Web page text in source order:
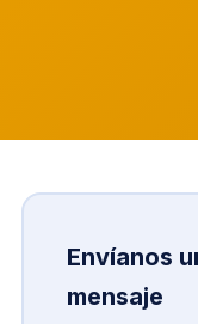
Envíanos
mensaje